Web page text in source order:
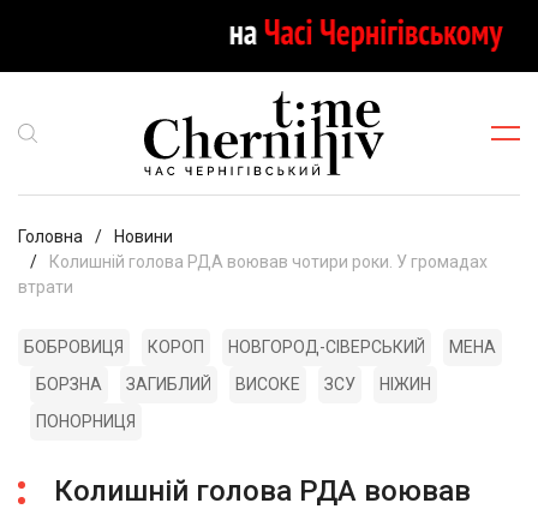
Головна
Новини
Колишній голова РДА воював чотири роки. У громадах
втрати
БОБРОВИЦЯ КОРОП НОВГОРОД-СІВЕРСЬКИЙ
МЕНА
БОРЗНА
ЗАГИБЛИЙ ВИСОКЕ ЗСУ
НІЖИН
ПОНОРНИЦЯ
Колишній голова РДА воював